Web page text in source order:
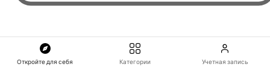
Откройте для себя Категории Учетная запись